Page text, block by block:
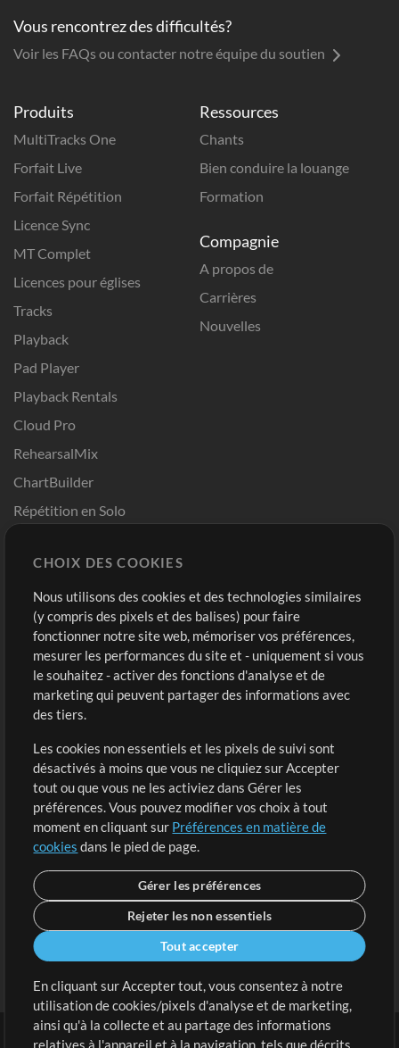
Produits
MultiTracks One
Forfait Live
Forfait Répétition
Licence Sync
MT Complet
Licences pour églises
Tracks
Playback
Pad Player
Playback Rentals
Cloud Pro
RehearsalMix
ChartBuilder
Répétition en Solo
Modèles ProPresenter
Sons
Ressources
Chants
Bien conduire la louange
Formation
Compagnie
A propos de
Carrières
Nouvelles
Boutique
Acheter des crédits
Contenu gratuit
Demander les pistes
Extras
Sessions
Soumettre votre contenu
Listes de lecture
Conférence MT
Compte
Connexion
S'inscrire
Vous rencontrez des difficultés?
Voir les FAQs ou contacter notre équipe du soutien
CHOIX DES COOKIES
Nous utilisons des cookies et des technologies similaires
(y compris des pixels et des balises) pour faire
fonctionner notre site web, mémoriser vos préférences,
mesurer les performances du site et - uniquement si vous
le souhaitez - activer des fonctions d'analyse et de
marketing qui peuvent partager des informations avec
des tiers.
Les cookies non essentiels et les pixels de suivi sont
désactivés à moins que vous ne cliquiez sur Accepter
tout ou que vous ne les activiez dans Gérer les
préférences. Vous pouvez modifier vos choix à tout
moment en cliquant sur Préférences en matière de
cookies dans le pied de page.
Gérer les préférences
Rejeter les non essentiels
Tout accepter
En cliquant sur Accepter tout, vous consentez à notre
utilisation de cookies/pixels d'analyse et de marketing,
ainsi qu'à la collecte et au partage des informations
relatives à l'appareil et à la navigation, tels que décrits